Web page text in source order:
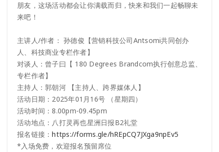
朋友，这场活动都会让你满载而归，快来和我们一起畅聊未
来吧！
主讲人/作者： 孙德俊【营销科技公司Antsomi共同创办
人、科技商业专栏作者】
对谈人：曾子曰【 180 Degrees Brandcom执行创意总监、
专栏作者】
主持人：郭朝河 【主持人、跨界媒体人】
活动日期：2025年01月16号 （星期四）
活动时间：8.00pm-09.45pm
活动地点：八打灵再也星洲日报B2礼堂
报名链接：https://forms.gle/hREpCQ7JXga9npEv5
*入场免费，欢迎报名预留席位